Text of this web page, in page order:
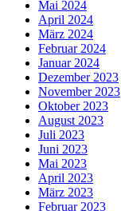
Mai 2024
April 2024
März 2024
Februar 2024
Januar 2024
Dezember 2023
November 2023
Oktober 2023
August 2023
Juli 2023
Juni 2023
Mai 2023
April 2023
März 2023
Februar 2023